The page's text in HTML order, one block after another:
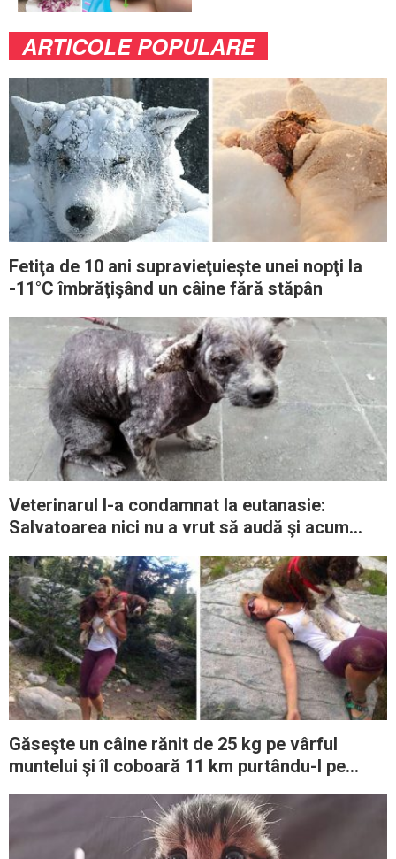
ARTICOLE POPULARE
Fetiţa de 10 ani supravieţuieşte unei nopţi la
-11°C îmbrăţişând un câine fără stăpân
Veterinarul l-a condamnat la eutanasie:
Salvatoarea nici nu a vrut să audă şi acum
Găseşte un câine rănit de 25 kg pe vârful
muntelui şi îl coboară 11 km purtându-l pe